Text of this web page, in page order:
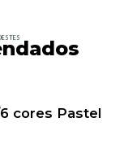
cores Pastel